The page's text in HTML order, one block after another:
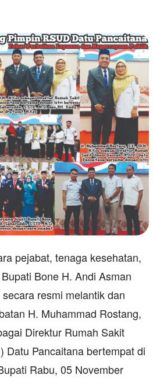
pejabat, tenaga kesehatan,
Bone H. Andi Asman
resmi melantik dan
H. Muhammad Rostang,
Direktur Rumah Sakit
Datu Pancaitana bertempat di
Rabu, 05 November